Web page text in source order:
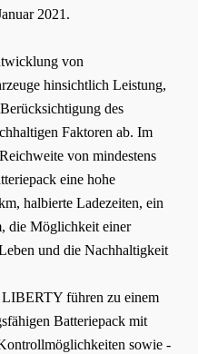
2021.
von
hinsichtlich Leistung,
des
Faktoren ab. Im
von mindestens
eine hohe
halbierte Ladezeiten, ein
die Möglichkeit einer
und die Nachhaltigkeit
führen zu einem
Batteriepack mit
sowie -